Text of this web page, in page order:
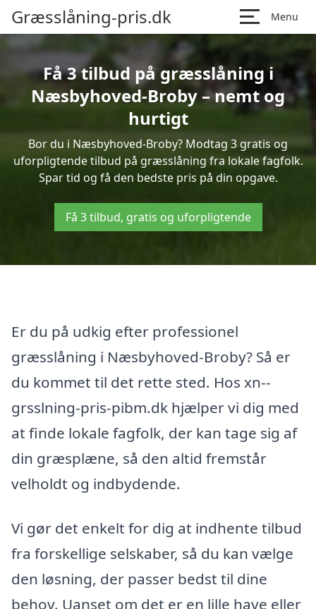
Græsslåning-pris.dk Menu
Få 3 tilbud på græsslåning i
Næsbyhoved-Broby – nemt og
hurtigt
Bor du i Næsbyhoved-Broby? Modtag 3 gratis og
uforpligtende tilbud på græsslåning fra lokale fagfolk.
Spar tid og få den bedste pris på din opgave.
Få 3 tilbud, gratis og uforpligtende
Er du på udkig efter professionel
græsslåning i Næsbyhoved-Broby? Så er
du kommet til det rette sted. Hos xn--
grsslning-pris-pibm.dk hjælper vi dig med
at finde lokale fagfolk, der kan tage sig af
din græsplæne, så den altid fremstår
velholdt og indbydende.
Vi gør det enkelt for dig at indhente tilbud
fra forskellige selskaber, så du kan vælge
den løsning, der passer bedst til dine
behov. Uanset om det er en lille have eller